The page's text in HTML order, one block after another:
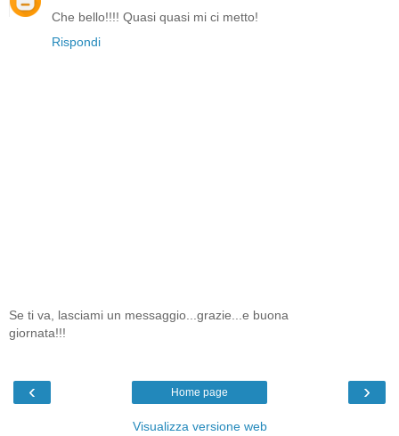
Che bello!!!! Quasi quasi mi ci metto!
Rispondi
Se ti va, lasciami un messaggio...grazie...e buona
giornata!!!
‹ ›
Home page
Visualizza versione web